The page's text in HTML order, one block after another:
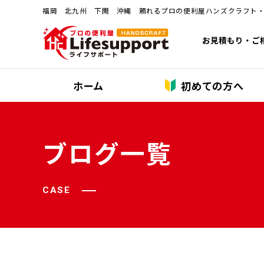
福岡 北九州 下関 沖縄 頼れるプロの便利屋ハンズクラフト・
お見積もり・ご
ホーム 初めての方へ
ブログ一覧
CASE